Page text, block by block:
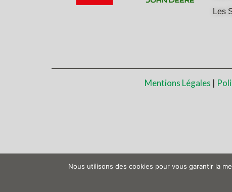
Les
Mentions Légales |
Nous utilisons des cookies pour vous garantir la